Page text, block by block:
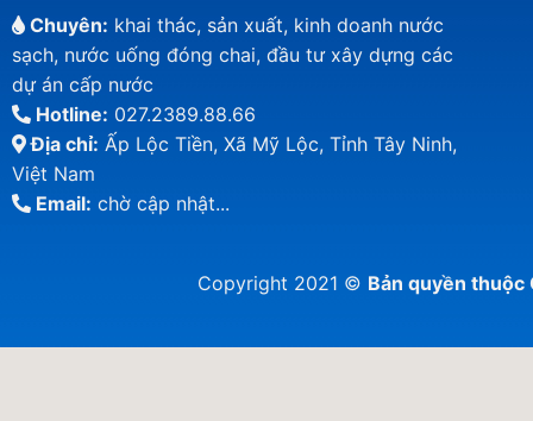
Chuyên: khai thác, sản xuất, kinh doanh nước
sạch, nước uống đóng chai, đầu tư xây dựng các
dự án cấp nước
Hotline: 027.2389.88.66
Địa chỉ: Ấp Lộc Tiền, Xã Mỹ Lộc, Tỉnh Tây Ninh,
Việt Nam
Email: chờ cập nhật...
Copyright 2021 © Bản quyền thuộc